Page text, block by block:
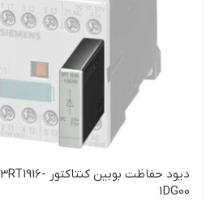
دیود حفاظت بوبین کنتاکتور 3RT1916-
1DG00